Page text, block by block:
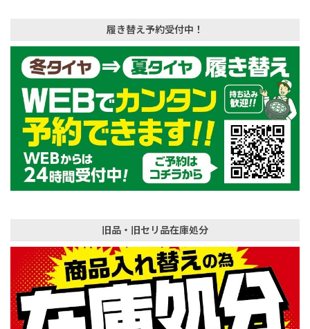
履き替え予約受付中！
旧品・旧セリ品在庫処分